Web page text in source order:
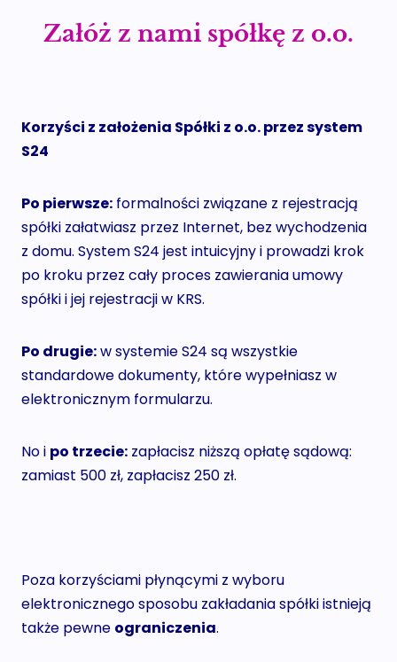
Załóż z nami spółkę z o.o.
Korzyści z założenia Spółki z o.o. przez system
S24
Po pierwsze: formalności związane z rejestracją
spółki załatwiasz przez Internet, bez wychodzenia
z domu. System S24 jest intuicyjny i prowadzi krok
po kroku przez cały proces zawierania umowy
spółki i jej rejestracji w KRS.
Po drugie:w systemie S24 są wszystkie
standardowe dokumenty, które wypełniasz w
elektronicznym formularzu.
No i po trzecie: zapłacisz niższą opłatę sądową:
zamiast 500 zł, zapłacisz 250 zł.
Poza korzyściami płynącymi z wyboru
elektronicznego sposobu zakładania spółki istnieją
także pewne ograniczenia.